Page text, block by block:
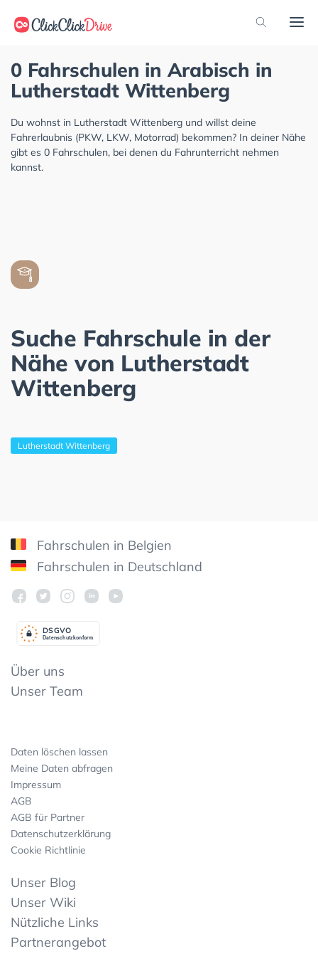
0 Fahrschulen in Arabisch in
Lutherstadt Wittenberg
Du wohnst in Lutherstadt Wittenberg und willst deine
Fahrerlaubnis (PKW, LKW, Motorrad) bekommen? In deiner Nähe
gibt es 0 Fahrschulen, bei denen du Fahrunterricht nehmen
kannst.
Suche Fahrschule in der
Nähe von Lutherstadt
Wittenberg
Lutherstadt Wittenberg
Fahrschulen in Belgien
Fahrschulen in Deutschland
Datenschutzkonform
DSGVO
Über uns
Unser Team
Daten löschen lassen
Meine Daten abfragen
Impressum
AGB
AGB für Partner
Datenschutzerklärung
Cookie Richtlinie
Unser Blog
Unser Wiki
Nützliche Links
Partnerangebot